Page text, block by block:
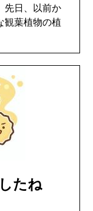
先日、以前か
観葉植物の植
たね